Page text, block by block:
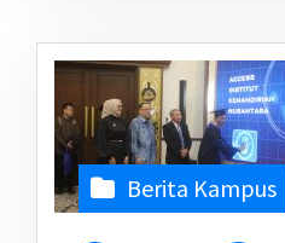
Berita Kampus